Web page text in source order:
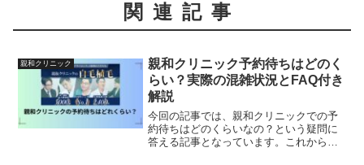
関連記事
親和クリニック
親和クリニック予約待ちはどのく
らい？実際の混雑状況とFAQ付き
解説
今回の記事では、親和クリニックでの予
約待ちはどのくらいなの？という疑問に
答える記事となっています。これから親